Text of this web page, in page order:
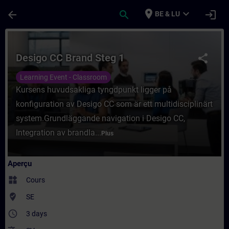
arrow_back search place BE & LU expand_more login
Cours - Desigo CC Brand Steg 1 -
share
Desigo CC Brand Steg 1
Learning Event - Classroom
Kursens huvudsakliga tyngdpunkt ligger på
konfiguration av Desigo CC som är ett multidisciplinärt
system.Grundläggande navigation i Desigo CC,
Integration av brandla... Plus
Aperçu
widgets Cours
where_to_vote SE
access_time 3 days